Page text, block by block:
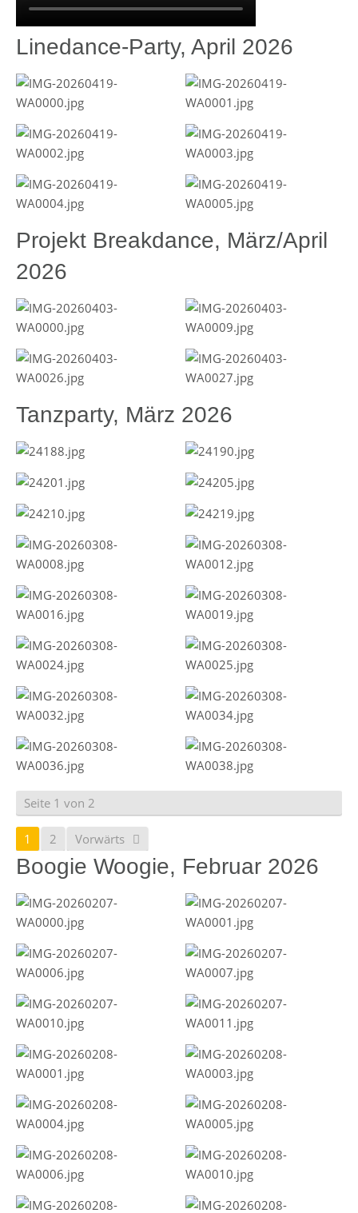
Linedance-Party, April 2026
Projekt Breakdance, März/April
2026
Tanzparty, März 2026
Seite 1 von 2
1 2 Vorwärts
Boogie Woogie, Februar 2026